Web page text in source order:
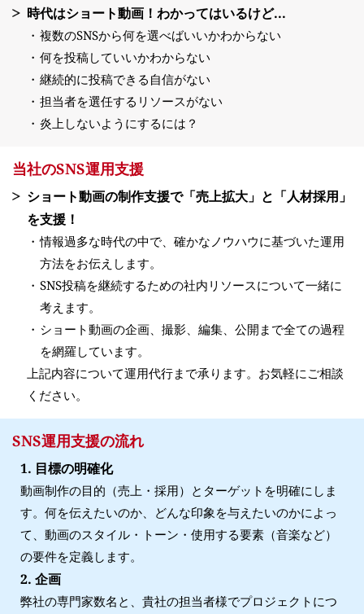
時代はショート動画！わかってはいるけど...
複数のSNSから何を選べばいいかわからない
何を投稿していいかわからない
継続的に投稿できる自信がない
担当者を選任するリソースがない
炎上しないようにするには？
当社のSNS運用支援
ショート動画の制作支援で「売上拡大」と「人材採用」
を支援！
情報過多な時代の中で、確かなノウハウに基づいた運用
方法をお伝えします。
SNS投稿を継続するための社内リソースについて一緒に
考えます。
ショート動画の企画、撮影、編集、公開まで全ての過程
を網羅しています。
上記内容について運用代行まで承ります。お気軽にご相談
ください。
SNS運用支援の流れ
1. 目標の明確化
動画制作の目的（売上・採用）とターゲットを明確にしま
す。何を伝えたいのか、どんな印象を与えたいのかによっ
て、動画のスタイル・トーン・使用する要素（音楽など）
の要件を定義します。
2. 企画
弊社の専門家数名と、貴社の担当者様でプロジェクトにつ